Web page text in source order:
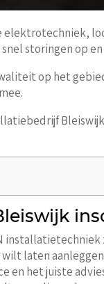
storingen op
op het
laten
het juiste